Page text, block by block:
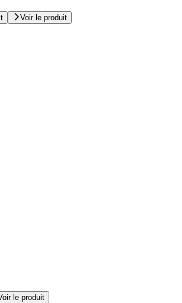
Voir le produit
le produit